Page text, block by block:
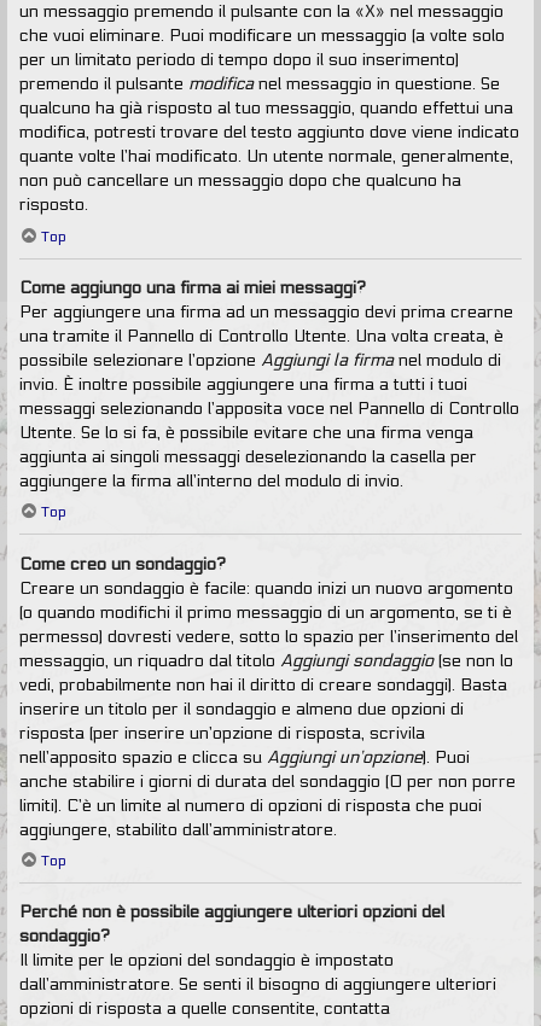
un messaggio premendo il pulsante con la «X» nel messaggio
che vuoi eliminare. Puoi modificare un messaggio (a volte solo
per un limitato periodo di tempo dopo il suo inserimento)
premendo il pulsante modificanel messaggio in questione. Se
qualcuno ha già risposto al tuo messaggio, quando effettui una
modifica, potresti trovare del testo aggiunto dove viene indicato
quante volte l’hai modificato. Un utente normale, generalmente,
non può cancellare un messaggio dopo che qualcuno ha
risposto.
Top
Come aggiungo una firma ai miei messaggi?
Per aggiungere una firma ad un messaggio devi prima crearne
una tramite il Pannello di Controllo Utente. Una volta creata, è
possibile selezionare l’opzione Aggiungi la firmanel modulo di
invio. È inoltre possibile aggiungere una firma a tutti i tuoi
messaggi selezionando l’apposita voce nel Pannello di Controllo
Utente. Se lo si fa, è possibile evitare che una firma venga
aggiunta ai singoli messaggi deselezionando la casella per
aggiungere la firma all’interno del modulo di invio.
Top
Come creo un sondaggio?
Creare un sondaggio è facile: quando inizi un nuovo argomento
(o quando modifichi il primo messaggio di un argomento, se ti è
permesso) dovresti vedere, sotto lo spazio per l’inserimento del
messaggio, un riquadro dal titolo Aggiungi sondaggio(se non lo
vedi, probabilmente non hai il diritto di creare sondaggi). Basta
inserire un titolo per il sondaggio e almeno due opzioni di
risposta (per inserire un’opzione di risposta, scrivila
nell’apposito spazio e clicca su Aggiungi un’opzione). Puoi
anche stabilire i giorni di durata del sondaggio (0 per non porre
limiti). C’è un limite al numero di opzioni di risposta che puoi
aggiungere, stabilito dall’amministratore.
Top
Perché non è possibile aggiungere ulteriori opzioni del
sondaggio?
Il limite per le opzioni del sondaggio è impostato
dall’amministratore. Se senti il bisogno di aggiungere ulteriori
opzioni di risposta a quelle consentite, contatta